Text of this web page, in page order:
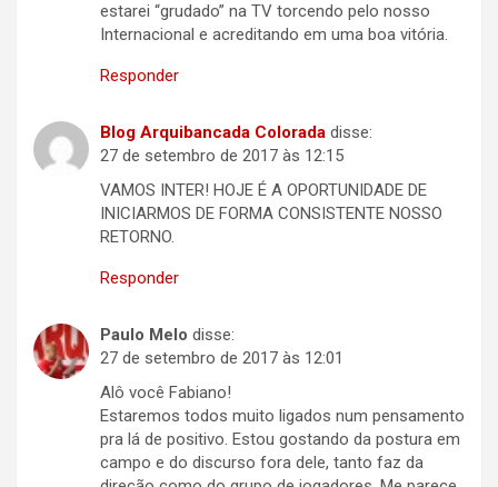
estarei “grudado” na TV torcendo pelo nosso
Internacional e acreditando em uma boa vitória.
Responder
Blog Arquibancada Colorada disse:
27 de setembro de 2017 às 12:15
VAMOS INTER! HOJE É A OPORTUNIDADE DE
INICIARMOS DE FORMA CONSISTENTE NOSSO
RETORNO.
Responder
Paulo Melo disse:
27 de setembro de 2017 às 12:01
Alô você Fabiano!
Estaremos todos muito ligados num pensamento
pra lá de positivo. Estou gostando da postura em
campo e do discurso fora dele, tanto faz da